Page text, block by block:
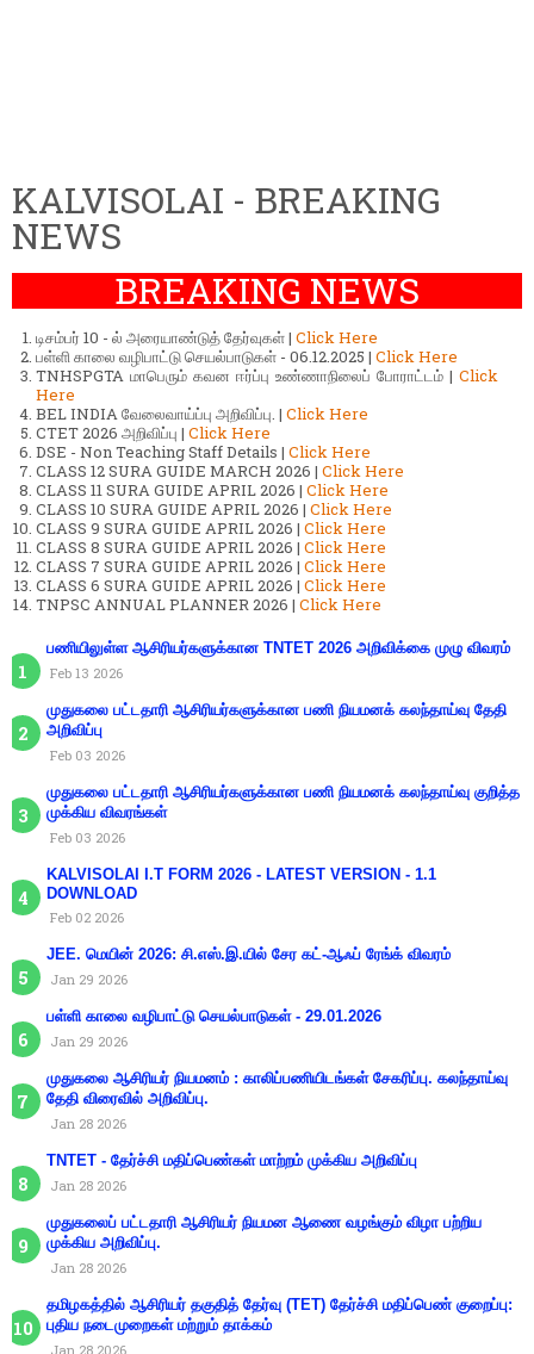
KALVISOLAI - BREAKING
NEWS
BREAKING NEWS
டிசம்பர் 10 - ல் அரையாண்டுத் தேர்வுகள் | Click Here
பள்ளி காலை வழிபாட்டு செயல்பாடுகள் - 06.12.2025 | Click Here
TNHSPGTA மாபெரும் கவன ஈர்ப்பு உண்ணாநிலைப் போராட்டம் | Click
Here
BEL INDIA வேலைவாய்ப்பு அறிவிப்பு. | Click Here
CTET 2026 அறிவிப்பு | Click Here
DSE - Non Teaching Staff Details | Click Here
CLASS 12 SURA GUIDE MARCH 2026 | Click Here
CLASS 11 SURA GUIDE APRIL 2026 | Click Here
CLASS 10 SURA GUIDE APRIL 2026 | Click Here
CLASS 9 SURA GUIDE APRIL 2026 | Click Here
CLASS 8 SURA GUIDE APRIL 2026 | Click Here
CLASS 7 SURA GUIDE APRIL 2026 | Click Here
CLASS 6 SURA GUIDE APRIL 2026 | Click Here
TNPSC ANNUAL PLANNER 2026 | Click Here
பணியிலுள்ள ஆசிரியர்களுக்கான TNTET 2026 அறிவிக்கை முழு விவரம்
Feb 13 2026
முதுகலை பட்டதாரி ஆசிரியர்களுக்கான பணி நியமனக் கலந்தாய்வு தேதி
அறிவிப்பு
Feb 03 2026
முதுகலை பட்டதாரி ஆசிரியர்களுக்கான பணி நியமனக் கலந்தாய்வு குறித்த
முக்கிய விவரங்கள்
Feb 03 2026
KALVISOLAI I.T FORM 2026 - LATEST VERSION - 1.1
DOWNLOAD
Feb 02 2026
JEE. மெயின் 2026: சி.எஸ்.இ.யில் சேர கட்-ஆஃப் ரேங்க் விவரம்
Jan 29 2026
பள்ளி காலை வழிபாட்டு செயல்பாடுகள் - 29.01.2026
Jan 29 2026
முதுகலை ஆசிரியர் நியமனம் : காலிப்பணியிடங்கள் சேகரிப்பு. கலந்தாய்வு
தேதி விரைவில் அறிவிப்பு.
Jan 28 2026
TNTET - தேர்ச்சி மதிப்பெண்கள் மாற்றம் முக்கிய அறிவிப்பு
Jan 28 2026
முதுகலைப் பட்டதாரி ஆசிரியர் நியமன ஆணை வழங்கும் விழா பற்றிய
முக்கிய அறிவிப்பு.
Jan 28 2026
தமிழகத்தில் ஆசிரியர் தகுதித் தேர்வு (TET) தேர்ச்சி மதிப்பெண் குறைப்பு:
புதிய நடைமுறைகள் மற்றும் தாக்கம்
Jan 28 2026